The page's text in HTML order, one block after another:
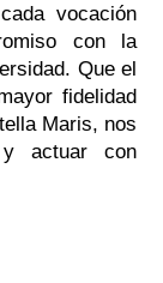
vocación
con la
Que el
fidelidad
Maris, nos
actuar con